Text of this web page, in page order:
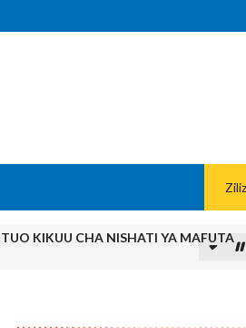
KWA VIJANA BBT